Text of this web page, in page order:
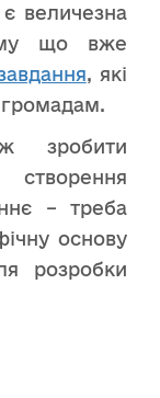
величезна
що вже
, які
зробити
– треба
основу
розробки